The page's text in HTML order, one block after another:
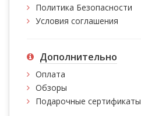
Политика Безопасности
Условия соглашения
Дополнительно
Оплата
Обзоры
Подарочные сертификаты